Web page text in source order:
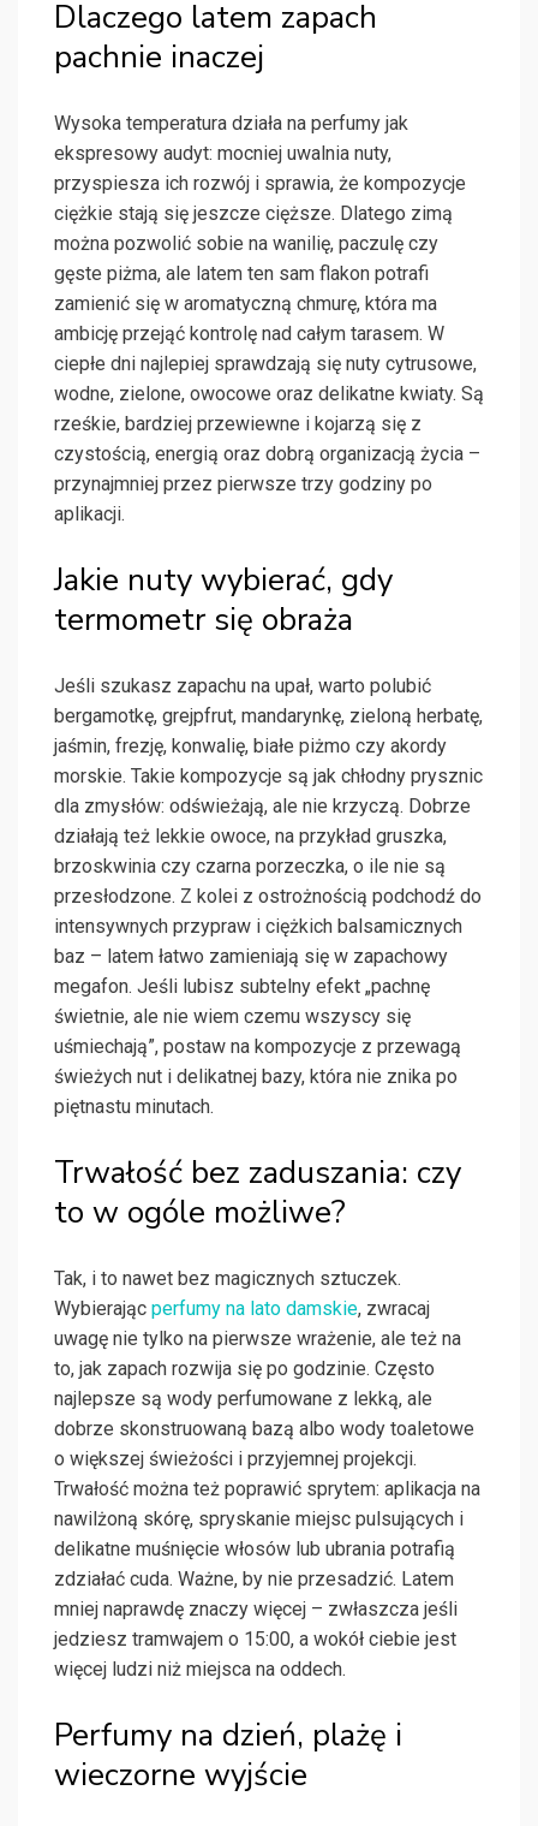
Dlaczego latem zapach
pachnie inaczej
Wysoka temperatura działa na perfumy jak
ekspresowy audyt: mocniej uwalnia nuty,
przyspiesza ich rozwój i sprawia, że kompozycje
ciężkie stają się jeszcze cięższe. Dlatego zimą
można pozwolić sobie na wanilię, paczulę czy
gęste piżma, ale latem ten sam flakon potrafi
zamienić się w aromatyczną chmurę, która ma
ambicję przejąć kontrolę nad całym tarasem. W
ciepłe dni najlepiej sprawdzają się nuty cytrusowe,
wodne, zielone, owocowe oraz delikatne kwiaty. Są
rześkie, bardziej przewiewne i kojarzą się z
czystością, energią oraz dobrą organizacją życia –
przynajmniej przez pierwsze trzy godziny po
aplikacji.
Jakie nuty wybierać, gdy
termometr się obraża
Jeśli szukasz zapachu na upał, warto polubić
bergamotkę, grejpfrut, mandarynkę, zieloną herbatę,
jaśmin, frezję, konwalię, białe piżmo czy akordy
morskie. Takie kompozycje są jak chłodny prysznic
dla zmysłów: odświeżają, ale nie krzyczą. Dobrze
działają też lekkie owoce, na przykład gruszka,
brzoskwinia czy czarna porzeczka, o ile nie są
przesłodzone. Z kolei z ostrożnością podchodź do
intensywnych przypraw i ciężkich balsamicznych
baz – latem łatwo zamieniają się w zapachowy
megafon. Jeśli lubisz subtelny efekt „pachnę
świetnie, ale nie wiem czemu wszyscy się
uśmiechają”, postaw na kompozycje z przewagą
świeżych nut i delikatnej bazy, która nie znika po
piętnastu minutach.
Trwałość bez zaduszania: czy
to w ogóle możliwe?
Tak, i to nawet bez magicznych sztuczek.
Wybierając perfumy na lato damskie, zwracaj
uwagę nie tylko na pierwsze wrażenie, ale też na
to, jak zapach rozwija się po godzinie. Często
najlepsze są wody perfumowane z lekką, ale
dobrze skonstruowaną bazą albo wody toaletowe
o większej świeżości i przyjemnej projekcji.
Trwałość można też poprawić sprytem: aplikacja na
nawilżoną skórę, spryskanie miejsc pulsujących i
delikatne muśnięcie włosów lub ubrania potrafią
zdziałać cuda. Ważne, by nie przesadzić. Latem
mniej naprawdę znaczy więcej – zwłaszcza jeśli
jedziesz tramwajem o 15:00, a wokół ciebie jest
więcej ludzi niż miejsca na oddech.
Perfumy na dzień, plażę i
wieczorne wyjście